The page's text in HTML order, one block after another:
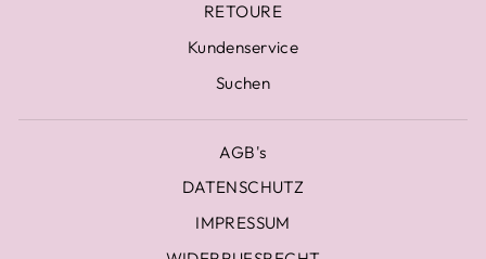
RETOURE
Kundenservice
Suchen
AGB's
DATENSCHUTZ
IMPRESSUM